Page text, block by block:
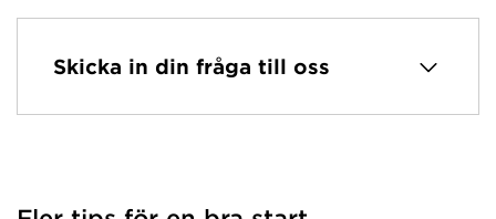
Skicka in din fråga till oss